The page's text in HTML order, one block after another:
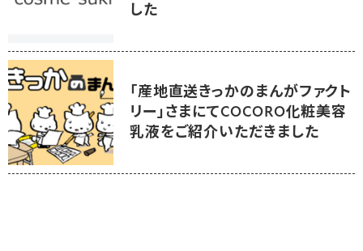
した
「産地直送きっかのまんがファクト
リー」さまにてCOCORO化粧美容
乳液をご紹介いただきました